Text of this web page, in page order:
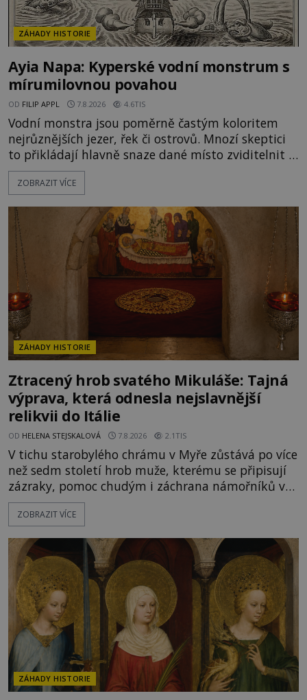
ZÁHADY HISTORIE
Ayia Napa: Kyperské vodní monstrum s
mírumilovnou povahou
OD FILIP APPL 7.8.2026 4.6TIS
Vodní monstra jsou poměrně častým koloritem
nejrůznějších jezer, řek či ostrovů. Mnozí skeptici
to přikládají hlavně snaze dané místo zviditelnit a
přitáhnout k němu pozornost záhadám
nakloněných turistů. Je to také případ kyperského
legendami o něm ukrývat nějaký pravdivý základ?
V blízkosti Mysu Greco, jak se přez
ZOBRAZIT VÍCE
ZÁHADY HISTORIE
Ztracený hrob svatého Mikuláše: Tajná
výprava, která odnesla nejslavnější
relikvii do Itálie
OD HELENA STEJSKALOVÁ 7.8.2026 2.1TIS
V tichu starobylého chrámu v Myře zůstává po více
než sedm století hrob muže, kterému se připisují
zázraky, pomoc chudým i záchrana námořníků v
bouřích. Pak ale přichází rok 1087 a klidné místo
se mění v dějiště podivné noční výpravy. Skupina
Mikuláše a odváží jeho ostatky přes moře do Bari.
Je to zbožná záchrana před nebezpečím, nebo
promyšlená krádež,
ZOBRAZIT VÍCE
ZÁHADY HISTORIE